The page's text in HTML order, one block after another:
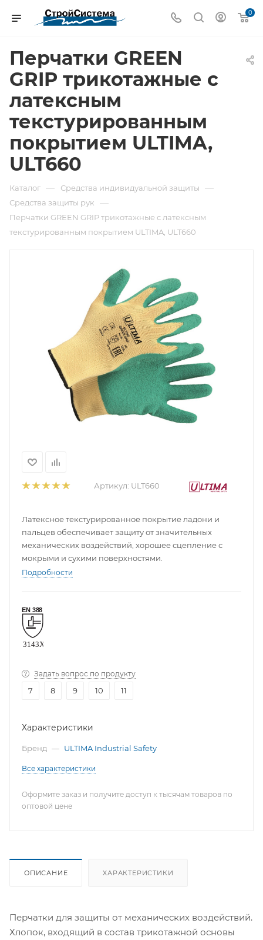
0
Перчатки GREEN
GRIP трикотажные с
латексным
текстурированным
покрытием ULTIMA,
ULT660
Каталог — Средства индивидуальной защиты —
Средства защиты рук —
Перчатки GREEN GRIP трикотажные с латексным
текстурированным покрытием ULTIMA, ULT660
Артикул: ULT660
Латексное текстурированное покрытие ладони и
пальцев обеспечивает защиту от значительных
механических воздействий, хорошее сцепление с
мокрыми и сухими поверхностями.
Подробности
Задать вопрос по продукту
7 8 9 10 11
Характеристики
Бренд — ULTIMA Industrial Safety
Все характеристики
Оформите заказ и получите доступ к тысячам товаров по
оптовой цене
ОПИСАНИЕ ХАРАКТЕРИСТИКИ
Перчатки для защиты от механических воздействий.
Хлопок, входящий в состав трикотажной основы